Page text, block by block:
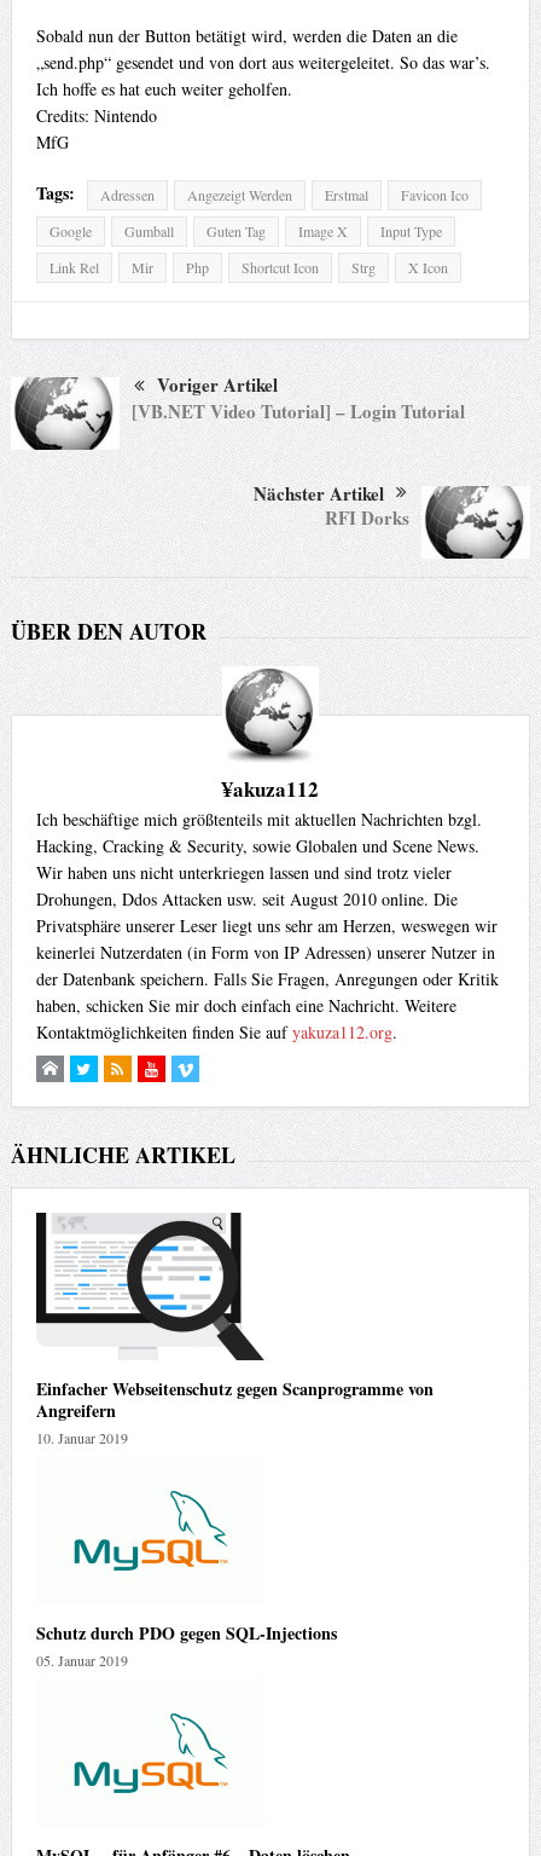
Sobald nun der Button betätigt wird, werden die Daten an die
„send.php“ gesendet und von dort aus weitergeleitet. So das war’s.
Ich hoffe es hat euch weiter geholfen.
Credits: Nintendo
MfG
Tags: Adressen Angezeigt Werden Erstmal
Favicon Ico
Google
Gumball Guten Tag Image X
Input Type
Link Rel
Mir Php Shortcut Icon Strg X Icon
Voriger Artikel
[VB.NET Video Tutorial] – Login Tutorial
Nächster Artikel
RFI Dorks
ÜBER DEN AUTOR
¥akuza112
Ich beschäftige mich größtenteils mit aktuellen Nachrichten bzgl.
Hacking, Cracking & Security, sowie Globalen und Scene News.
Wir haben uns nicht unterkriegen lassen und sind trotz vieler
Drohungen, Ddos Attacken usw. seit August 2010 online. Die
Privatsphäre unserer Leser liegt uns sehr am Herzen, weswegen wir
keinerlei Nutzerdaten (in Form von IP Adressen) unserer Nutzer in
der Datenbank speichern. Falls Sie Fragen, Anregungen oder Kritik
haben, schicken Sie mir doch einfach eine Nachricht. Weitere
Kontaktmöglichkeiten finden Sie aufyakuza112.org.
ÄHNLICHE ARTIKEL
Einfacher Webseitenschutz gegen Scanprogramme von
Angreifern
10. Januar 2019
Schutz durch PDO gegen SQL-Injections
05. Januar 2019